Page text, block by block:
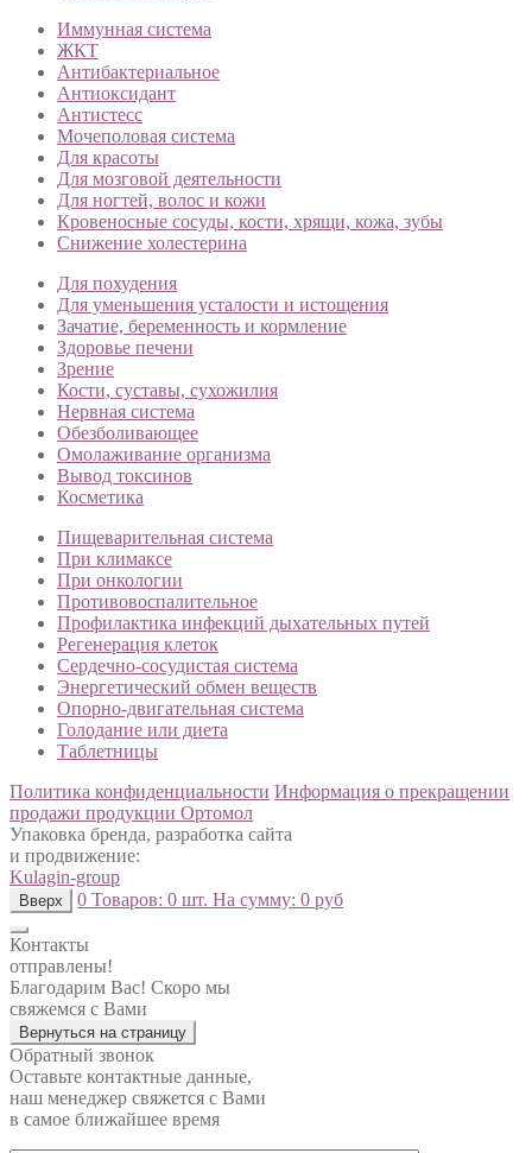
Иммунная система
ЖКТ
Антибактериальное
Антиоксидант
Антистесс
Мочеполовая система
Для красоты
Для мозговой деятельности
Для ногтей, волос и кожи
Кровеносные сосуды, кости, хрящи, кожа, зубы
Снижение холестерина
Для похудения
Для уменьшения усталости и истощения
Зачатие, беременность и кормление
Здоровье печени
Зрение
Кости, суставы, сухожилия
Нервная система
Обезболивающее
Омолаживание организма
Вывод токсинов
Косметика
Пищеварительная система
При климаксе
При онкологии
Противовоспалительное
Профилактика инфекций дыхательных путей
Регенерация клеток
Сердечно-сосудистая система
Энергетический обмен веществ
Опорно-двигательная система
Голодание или диета
Таблетницы
Политика конфиденциальности Информация о прекращении
продажи продукции Ортомол
Упаковка бренда, разработка сайта
и продвижение:
Kulagin-group
Вверх 0 Товаров: 0 шт. На сумму: 0 руб
Контакты
отправлены!
Благодарим Вас! Скоро мы
свяжемся с Вами
Вернуться на страницу
Обратный звонок
Оставьте контактные данные,
наш менеджер свяжется с Вами
в самое ближайшее время